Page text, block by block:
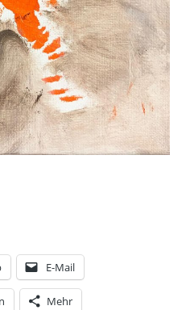
E-Mail
Mehr